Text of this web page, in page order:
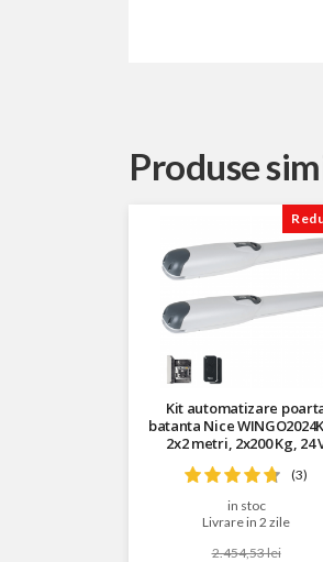
Produse
Kit automatizare
batanta Nice
2x2 metri, 2x200 Kg, 24
(3)
in stoc
Livrare in 2 zile
2.454,53 lei